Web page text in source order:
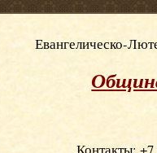
Евангелическо-